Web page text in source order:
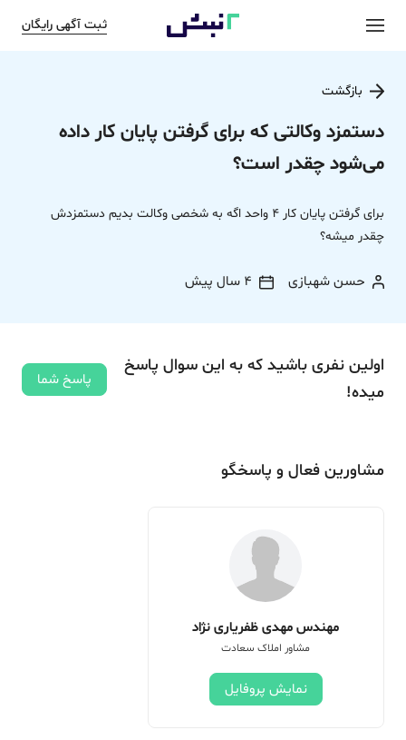
ثبت آگهی رایگان
بازگشت
دستمزد وکالتی که برای گرفتن پایان کار داده
می‌شود چقدر است؟
برای گرفتن پایان کار 4 واحد اگه به شخصی وکالت بدیم دستمزدش
چقدر میشه؟
حسن شهبازی 4 سال پیش
اولین نفری باشید که به این سوال پاسخ
میده!
پاسخ شما
مشاورین فعال و پاسخگو
مهندس مهدی ظفریاری نژاد
مشاور املاک سعادت
نمایش پروفایل